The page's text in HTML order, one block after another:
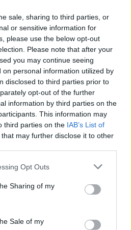
sale, sharing to third parties, or
or sensitive information for
please use the below opt-out
Please note that after your
you may continue seeing
on personal information utilized by
disclosed to third parties prior to
opt-out of the further
information by third parties on the
This information may
third parties on the IAB’s List of
that may further disclose it to other
Opt Outs
Sharing of my
Sale of my
Tisícům zraněných a
nemocných holubů má v
budoucnu pomoci nové
rehabilitační centrum, které
vzniká u Brna. Jeho součástí
pro léčbu a rekonvalescenci,
voliéry pro holuby, kteří se kvůli
vrátit do volné přírody, uvedla
na ochranu holubů, která za
úpravy koryta říčky
V Kutné Hoře začínají rozsáhlé
úpravy koryta říčky Vrchlice v
centru města. Hlavní stavební
práce začnou na konci srpna,
vyjde téměř na 100 milionů korun bez